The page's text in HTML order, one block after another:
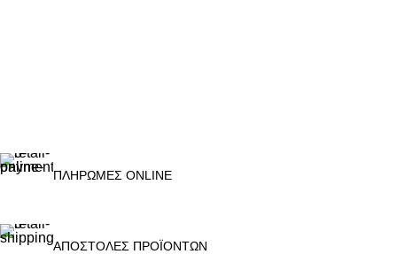
ΠΛΗΡΩΜΕΣ ONLINE
ΑΠΟΣΤΟΛΕΣ ΠΡΟΪΟΝΤΩΝ